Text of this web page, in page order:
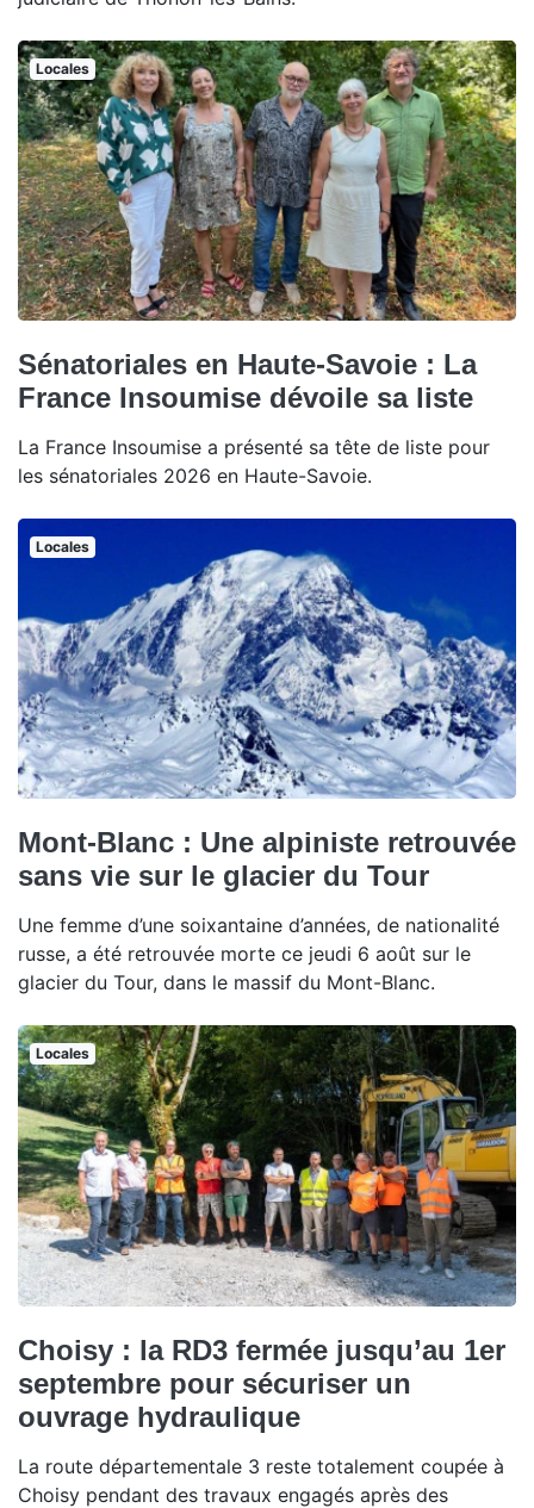
Locales
Sénatoriales en Haute-Savoie : La
France Insoumise dévoile sa liste
La France Insoumise a présenté sa tête de liste pour
les sénatoriales 2026 en Haute-Savoie.
Locales
Mont-Blanc : Une alpiniste retrouvée
sans vie sur le glacier du Tour
Une femme d’une soixantaine d’années, de nationalité
russe, a été retrouvée morte ce jeudi 6 août sur le
glacier du Tour, dans le massif du Mont-Blanc.
Locales
Choisy : la RD3 fermée jusqu’au 1er
septembre pour sécuriser un
ouvrage hydraulique
La route départementale 3 reste totalement coupée à
Choisy pendant des travaux engagés après des